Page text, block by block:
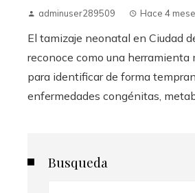
adminuser289509 Hace 4
El tamizaje neonatal en Ciudad
reconoce como una herramienta
para identificar de forma
enfermedades congénitas,
Busqueda